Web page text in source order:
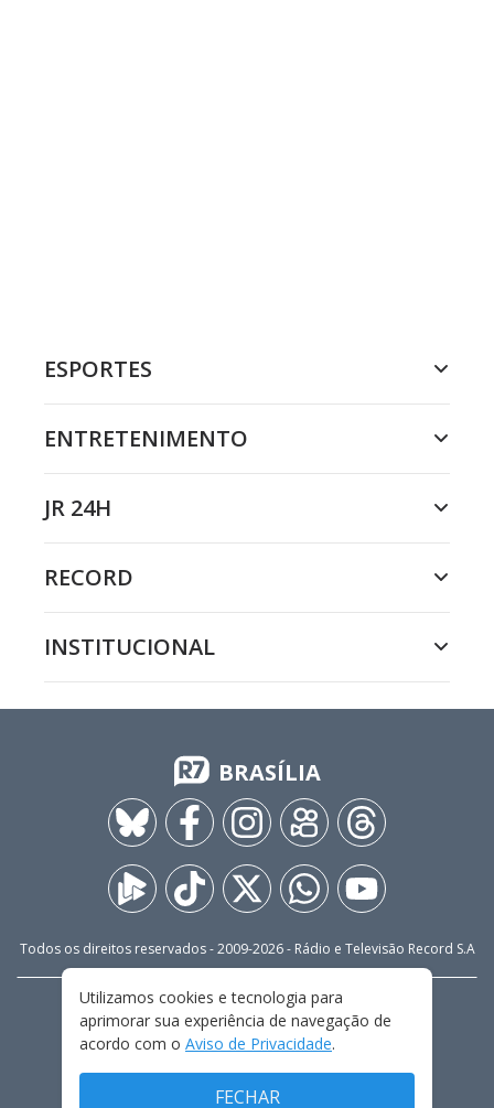
ESPORTES
ENTRETENIMENTO
JR 24H
RECORD
INSTITUCIONAL
BRASÍLIA
Todos os direitos reservados - 2009-2026- Rádio e Televisão Record S.A
FALE CONOSCO
PRIVACIDADE
TERMOS E CONDIÇÕES DE USO
Utilizamos cookies e tecnologia para
aprimorar sua experiência de navegação de
acordo com o Aviso de Privacidade.
FECHAR